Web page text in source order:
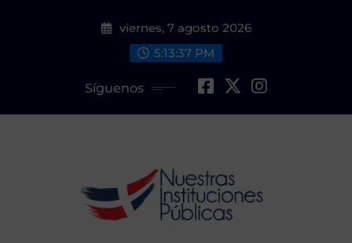
viernes, 7 agosto 2026
5:13:38 PM
Síguenos